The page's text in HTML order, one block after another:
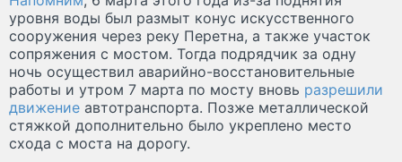
уровня воды был размыт конус искусственного
сооружения через реку Перетна, а также участок
сопряжения с мостом. Тогда подрядчик за одну
ночь осуществил аварийно-восстановительные
работы и утром 7 марта по мосту вновь разрешили
движение автотранспорта. Позже металлической
стяжкой дополнительно было укреплено место
схода с моста на дорогу.